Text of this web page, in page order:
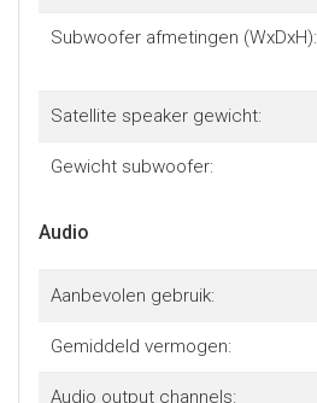
Subwoofer afmetingen (WxDxH):
Satellite speaker gewicht:
Gewicht subwoofer:
Audio
Aanbevolen gebruik:
Gemiddeld vermogen:
Audio output channels: